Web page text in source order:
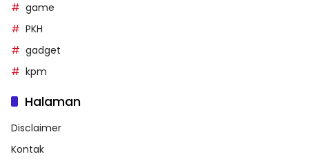
game
PKH
gadget
kpm
Halaman
Disclaimer
Kontak